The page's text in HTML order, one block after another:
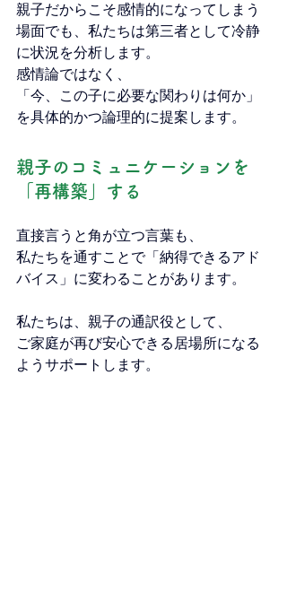
親子だからこそ感情的になってしまう
場面でも、私たちは第三者として冷静
に状況を分析します。
感情論ではなく、
「今、この子に必要な関わりは何か」
を具体的かつ論理的に提案します。
親子のコミュニケーションを
「再構築」する
直接言うと角が立つ言葉も、
私たちを通すことで「納得できるアド
バイス」に変わることがあります。
私たちは、親子の通訳役として、
ご家庭が再び安心できる居場所になる
ようサポートします。